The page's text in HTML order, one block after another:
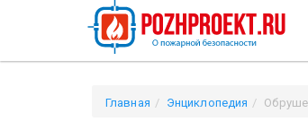
Главная Энциклопедия